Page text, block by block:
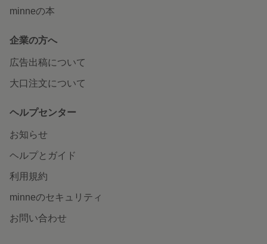
minneの本
企業の方へ
広告出稿について
大口注文について
ヘルプセンター
お知らせ
ヘルプとガイド
利用規約
minneのセキュリティ
お問い合わせ